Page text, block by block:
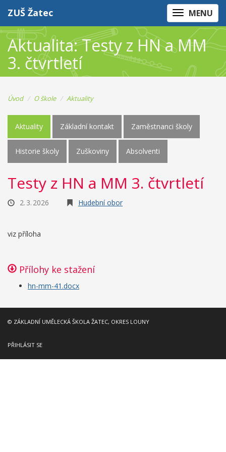
MENU
ZUŠ Žatec
Aktualita: Testy z HN a MM
3. čtvrtletí
Úvod O škole Aktuality
Aktuality Základní kontakt Zaměstnanci školy
Historie školy Zuškoviny Absolventi
Testy z HN a MM 3. čtvrtletí
2. 3. 2026 Hudební obor
viz příloha
Přílohy ke stažení
hn-mm-41.docx
© ZÁKLADNÍ UMĚLECKÁ ŠKOLA ŽATEC, OKRES LOUNY
PŘIHLÁSIT SE